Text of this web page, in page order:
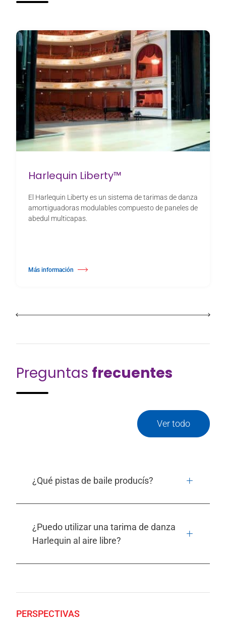
Harlequin Liberty™
El Harlequin Liberty es un sistema de tarimas de danza
amortiguadoras modulables compuesto de paneles de
abedul multicapas.
Más información
about Harlequin Liberty™
Preguntas frecuentes
Ver todo
¿Qué pistas de baile producís?
¿Puedo utilizar una tarima de danza
Harlequin al aire libre?
PERSPECTIVAS